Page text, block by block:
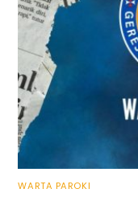
WARTA PAROKI